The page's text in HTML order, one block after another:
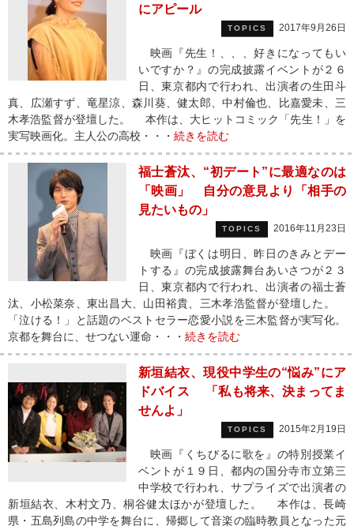
にアピール
TOPICS 2017年9月26日
映画『先生！、、、好きになってもい
いですか？』の完成披露イベントが２６
日、東京都内で行われ、出演者の生田斗
真、広瀬すず、竜星涼、森川葵、健太郎、中村倫也、比嘉愛未、三
木孝浩監督が登壇した。 本作は、大ヒットコミック「先生！」を
実写映画化。主人公の高校・・・ 続きを読む
福士蒼汰、“初デート”に最適なのは
「映画」 自分の意見より「相手の
見たいもの」
TOPICS 2016年11月23日
映画『ぼくは明日、昨日のきみとデー
トする』の完成披露舞台あいさつが２３
日、東京都内で行われ、出演者の福士蒼
汰、小松菜奈、東出昌大、山田裕貴、三木孝浩監督が登壇した。
「泣ける！」と話題のベストセラー恋愛小説を三木監督が実写化。
京都を舞台に、せつない運命・・・ 続きを読む
新垣結衣、現役中学生の“悩み”にア
ドバイス 「私も将来、決まってま
せんよ」
TOPICS 2015年2月19日
映画『くちびるに歌を』の特別授業イ
ベントが１９日、都内の国分寺市立第三
中学校で行われ、サプライズで出演者の
新垣結衣、木村文乃、桐谷健太ほかが登壇した。 本作は、長崎
県・五島列島の中学を舞台に、帰郷して音楽の臨時教員となった元